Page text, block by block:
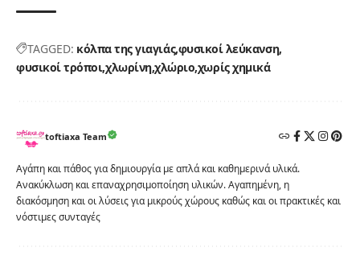
TAGGED: κόλπα της γιαγιάς φυσικοί λεύκανση
φυσικοί τρόποιχλωρίνηχλώριοχωρίς χημικά
toftiaxa Team
Αγάπη και πάθος για δημιουργία με απλά και καθημερινά υλικά.
Ανακύκλωση και επαναχρησιμοποίηση υλικών. Αγαπημένη, η
διακόσμηση και οι λύσεις για μικρούς χώρους καθώς και οι πρακτικές και
νόστιμες συνταγές